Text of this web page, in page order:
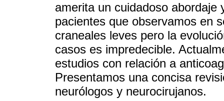
amerita un cuidadoso
pacientes que observamos en
craneales leves pero la
casos es impredecible.
estudios con relación a
Presentamos una concisa
neurólogos y neurocirujanos.